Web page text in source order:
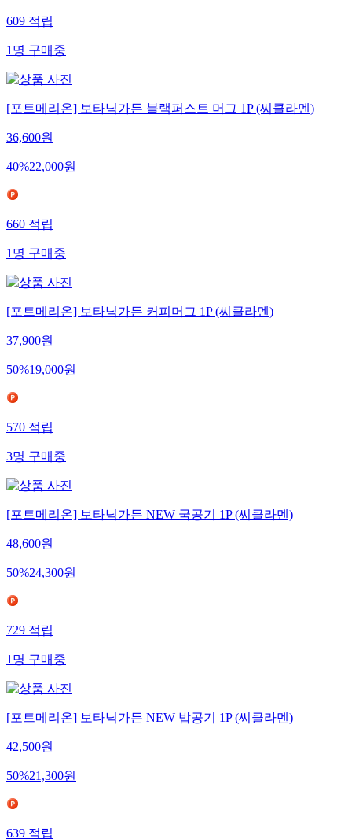
609 적립
1 명 구매중
[포트메리온] 보타닉가든 블랙퍼스트 머그 1P (씨클라멘)
36,600원
40%22,000원
660 적립
1 명 구매중
[포트메리온] 보타닉가든 커피머그 1P (씨클라멘)
37,900원
50%19,000원
570 적립
3명 구매중
[포트메리온] 보타닉가든 NEW 국공기 1P (씨클라멘)
48,600원
50%24,300원
729 적립
1 명 구매중
[포트메리온] 보타닉가든 NEW 밥공기 1P (씨클라멘)
42,500원
50%21,300원
639 적립